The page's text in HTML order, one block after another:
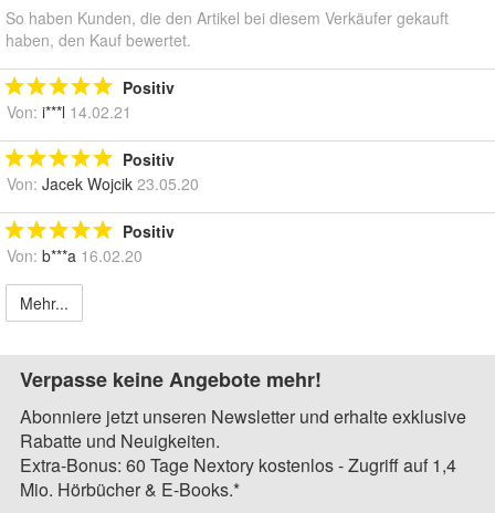
So haben Kunden, die den Artikel bei diesem Verkäufer gekauft
haben, den Kauf bewertet.
Positiv
Von: i***l 14.02.21
Positiv
Von: Jacek Wojcik 23.05.20
Positiv
Von: b***a 16.02.20
Mehr...
Verpasse keine Angebote mehr!
Abonniere jetzt unseren Newsletter und erhalte exklusive
Rabatte und Neuigkeiten.
Extra-Bonus: 60 Tage Nextory kostenlos - Zugriff auf 1,4
Mio. Hörbücher & E-Books.*